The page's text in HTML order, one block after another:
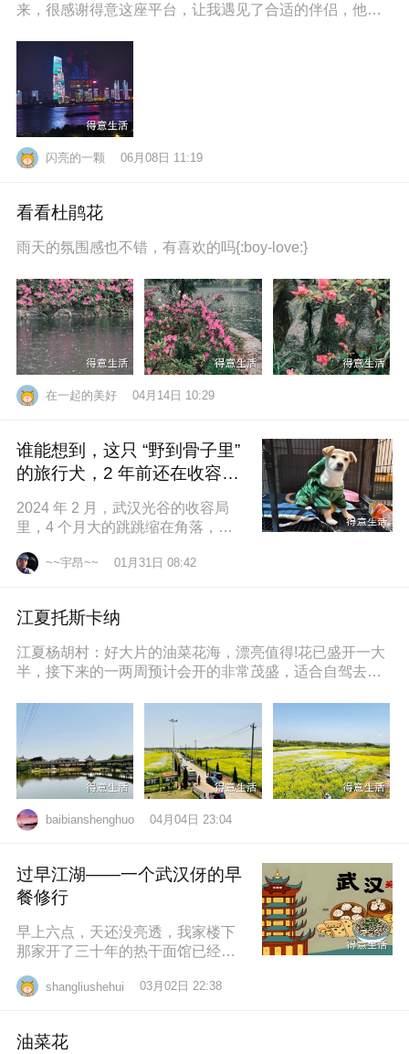
来，很感谢得意这座平台，让我遇见了合适的伴侣，他也
闪亮的一颗 06月08日 11:19
看看杜鹃花
雨天的氛围感也不错，有喜欢的吗{:boy-love:}
在一起的美好 04月14日 10:29
谁能想到，这只 “野到骨子里”
的旅行犬，2 年前还在收容所
2024 年 2 月，武汉光谷的收容局
里，4 个月大的跳跳缩在角落，土
的眼睛怯生生望着来人。我们俱乐
~~宇昂~~ 01月31日 08:42
江夏托斯卡纳
江夏杨胡村：好大片的油菜花海，漂亮值得!花已盛开一大
半，接下来的一两周预计会开的非常茂盛，适合自驾去拍
baibianshenghuo 04月04日 23:04
过早江湖——一个武汉伢的早
餐修行
早上六点，天还没亮透，我家楼下
那家开了三十年的热干面馆已经排
速快得像弹钢琴。一勺芝麻酱、半
shangliushehui 03月02日 22:38
油菜花